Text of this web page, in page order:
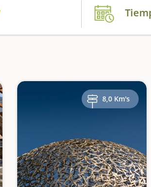
8,0 Km's